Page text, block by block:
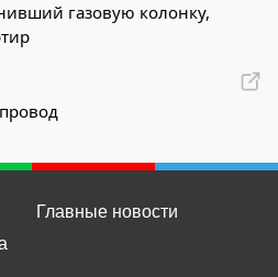
газовую колонку,
Главные новости